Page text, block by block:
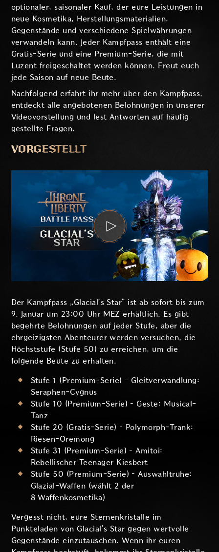
optionaler, saisonaler Kauf, der eure Leistungen in
neue Kosmetika, Herstellungsmaterialien,
Gegenstände und verschiedene Spielwährungen
verwandeln kann. Jeder Kampfpass enthält eine
Gratis-Serie und eine Premium-Serie, die mit
Luzent freigeschaltet werden können. Freut euch
jede Saison auf neue Beute.
Nachfolgend erfahrt ihr mehr über den Kampfpass,
entdeckt alle angebotenen Belohnungen in unserer
Videovorstellung und lest Antworten auf häufig
gestellte Fragen.
VORGESTELLT
Der Kampfpass „Glacial’s Star“ ist ab sofort bis zum
9. Januar um 23:00 Uhr MEZ erhältlich. Es gibt
begehrte Belohnungen auf jeder Stufe, aber die
ehrgeizigsten Abenteurer werden versuchen, die
Höchststufe (Stufe 50) zu erreichen, um die
folgende Beute zu erhalten.
Stufe 1 (Premium-Serie) – Gleitverwandlung:
Seraphen-Cygnus
Stufe 10 (Premium-Serie) – Geste: Musical-
Tanz
Stufe 20 (Gratis-Serie) – Polymorph-Trank:
Riesen-Oremong
Stufe 31 (Premium-Serie) – Amitoi:
Rebellischer Teenager Kiesbert
Stufe 50 (Premium-Serie) – Auswahltruhe:
Glazial-Waffen (wählt 2 der
8 Waffenkosmetika)
Vergesst nicht, eure Sternenkristalle im
Punkteladen von Glacial’s Star gegen wertvolle
Gegenstände einzutauschen. Wenn ihr euren